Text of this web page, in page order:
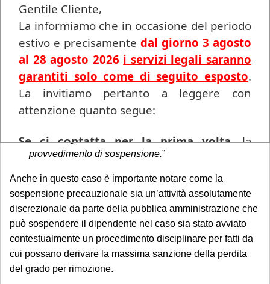
L’art. 917 stabilisce che: “
può essere disposta durante lo svolgimento del
procedimento disciplinare di stato instaurato per fatti di
notevole gravità da cui possa derivare la perdita del grado.
La sospensione precauzionale di cui al comma 1 può
essere disposta in vista dell'esercizio dell'azione
disciplinare, ma la stessa è revocata a tutti gli effetti se
sessanta giorni dalla data in cui è stato comunicato il
provvedimento di sospensione.”
Anche in questo caso è importante notare come la
sospensione precauzionale sia un’attività assolutamente
discrezionale da parte della pubblica amministrazione che
può sospendere il dipendente nel caso sia stato avviato
contestualmente un procedimento disciplinare per fatti da
cui possano derivare la massima sanzione della perdita
del grado per rimozione.
Gentile Cliente,
La informiamo che in occasione del periodo
estivo e precisamente dal giorno 3 agosto
al 28 agosto 2026 i servizi legali saranno
garantiti solo come di seguito esposto.
La invitiamo pertanto a leggere con
attenzione quanto segue:
Se ci contatta per la prima volta, la
informiamo che ogni richiesta di
consulenza pervenuta in questo periodo
sarà gestita in videoconferenza a fronte di
un compenso di€ 180,00, in ragione del
periodo di chiusura dello Studio.Si precisa
che tale maggiorazione non comporta un
trattamento prioritario: l'appuntamento
sarà calendarizzato in base alla disponibilità